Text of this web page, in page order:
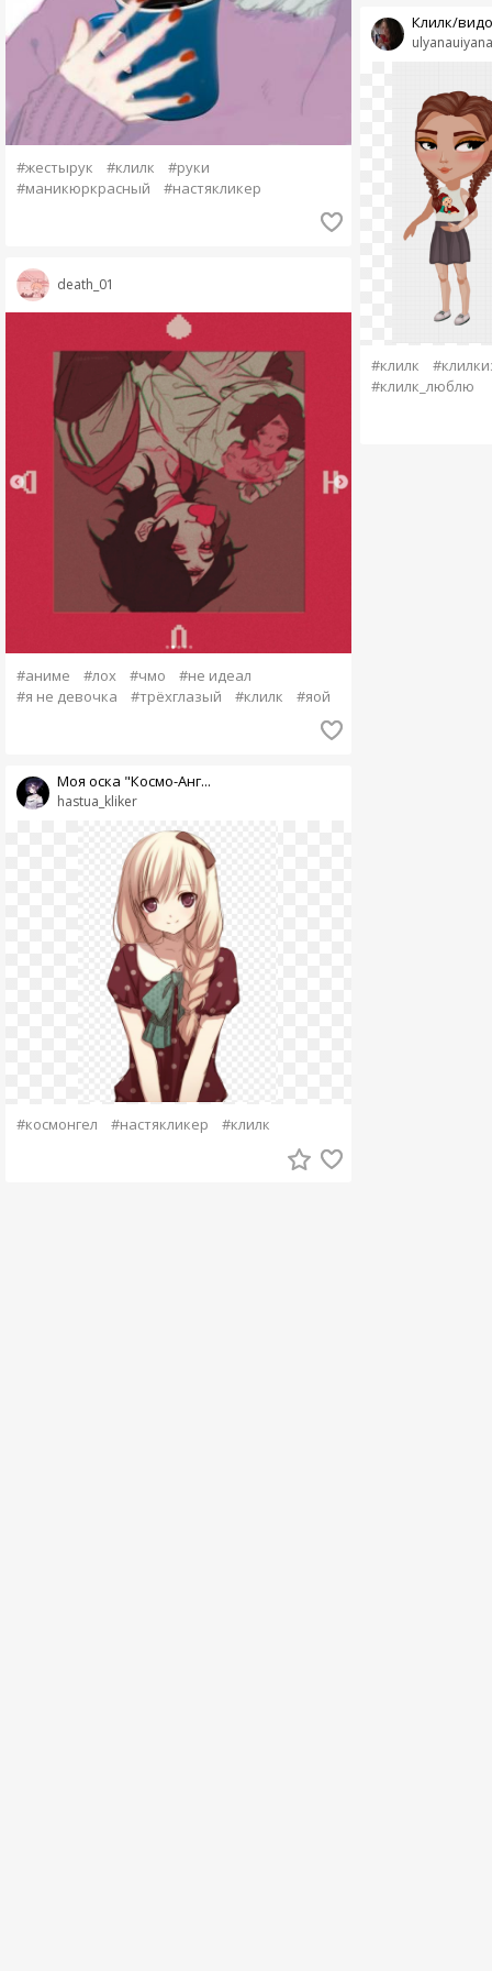
#жестырук #клилк
#руки
#маникюркрасный
#настякликер
death_01
#аниме #лох #чмо
#не идеал
#я не девочка
#трёхглазый #клилк #яой
hastua_kliker
Моя оска "Космо-Анг...
#космонгел #настякликер #клилк
ulyanauiyana
Клилк/
#клилк
#клилк_люблю